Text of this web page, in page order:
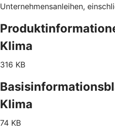
Unternehmensanleihen,
Klima
316 KB
Klima
74 KB